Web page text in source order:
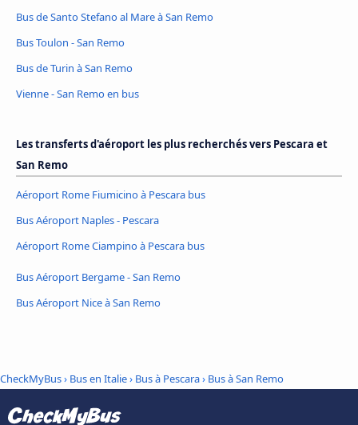
Bus de Santo Stefano al Mare à San Remo
Bus Toulon - San Remo
Bus de Turin à San Remo
Vienne - San Remo en bus
Les transferts d'aéroport les plus recherchés vers Pescara et
San Remo
Aéroport Rome Fiumicino à Pescara bus
Bus Aéroport Naples - Pescara
Aéroport Rome Ciampino à Pescara bus
Bus Aéroport Bergame - San Remo
Bus Aéroport Nice à San Remo
CheckMyBus› Bus en Italie› Bus à Pescara› Bus à San Remo